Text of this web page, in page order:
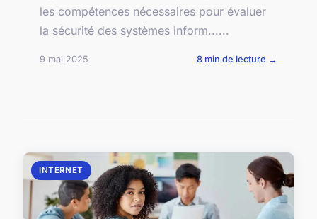
les compétences nécessaires pour évaluer
la sécurité des systèmes inform......
9 mai 2025 8 min de lecture →
INTERNET